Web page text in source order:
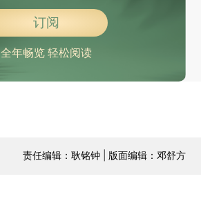
订阅
全年畅览 轻松阅读
责任编辑：耿铭钟 | 版面编辑：邓舒方